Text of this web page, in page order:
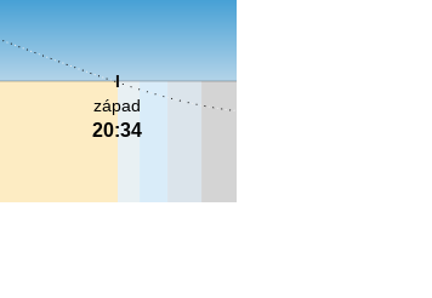
západ
20:34